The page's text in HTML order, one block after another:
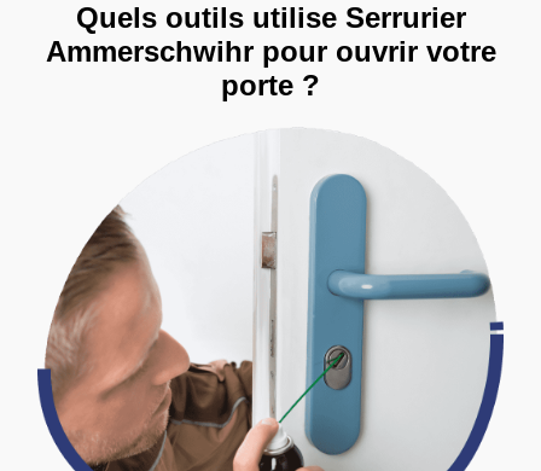
Quels outils utilise Serrurier
Ammerschwihr pour ouvrir votre
porte ?